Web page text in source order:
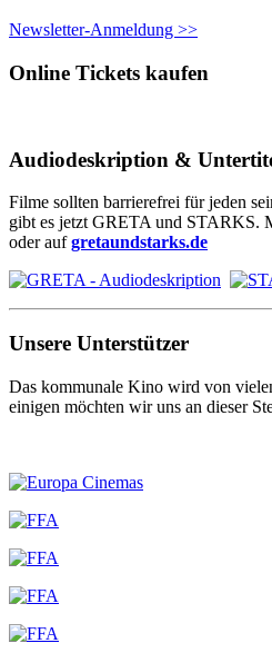
Newsletter-Anmeldung >>
Online Tickets kaufen
Audiodeskription &
Filme sollten barrierefrei für jeden
gibt es jetzt GRETA und STARKS.
oder aufgretaundstarks.de
Unsere Unterstützer
Das kommunale Kino wird von
einigen möchten wir uns an dieser